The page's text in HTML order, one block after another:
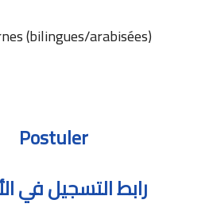
(bilingues/arabisées)
Postuler
رابط التسجيل في